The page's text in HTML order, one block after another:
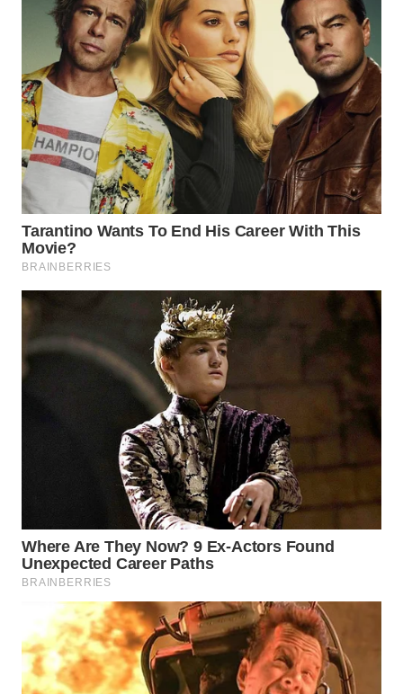
WAHANANEWS
NET
WAHANA
SPORT
WAHANA
WAHANA
SELEB
WISATA
LAPAK
WAHANA
Wahana
Network